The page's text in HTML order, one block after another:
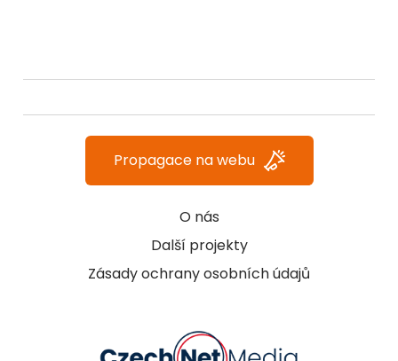
O nás
Další projekty
Zásady ochrany osobních údajů
Propagace na webu